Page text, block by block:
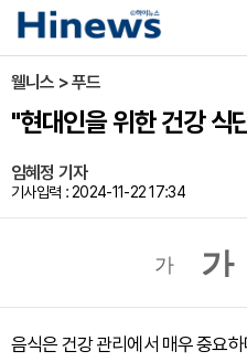
웰니스 > 푸드
"현대인을 위한 건강 식
임혜정 기자
기사입력 : 2024-11-22 17:34
가 가
음식은 건강 관리에서 매우 중요